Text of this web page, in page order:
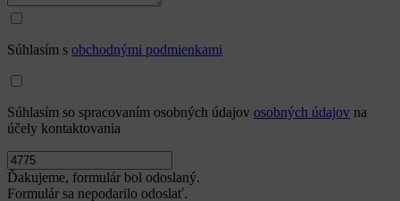
Súhlasím s obchodnými podmienkami
Súhlasím so spracovaním osobných údajov osobných údajov na
účely kontaktovania
Ďakujeme, formulár bol odoslaný.
Formulár sa nepodarilo odoslať.